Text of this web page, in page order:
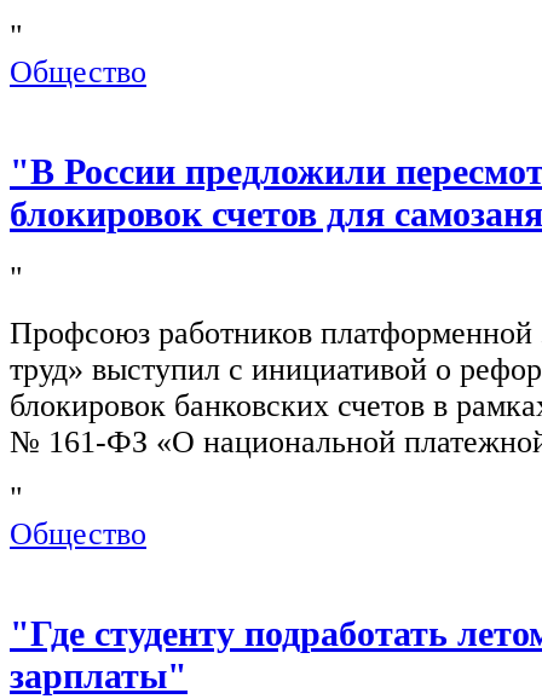
"
Общество
"В России предложили
блокировок счетов для
"
Профсоюз работников
труд» выступил с инициативой о
блокировок банковских счетов в
№ 161-ФЗ «О национальной
"
Общество
"Где студенту подработать
зарплаты"